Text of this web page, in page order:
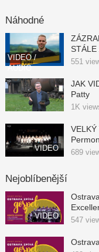
Náhodné
VIDEO /
AUDIO
551
JAK
Patty
1K
VIDEO 689
Nejoblíbenější
VIDEO 547